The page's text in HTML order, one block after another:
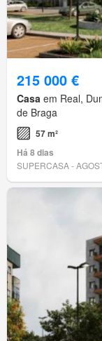
215 000 €
Casa em Real,
de Braga
57 m²
Há 8 dias
SUPERCASA -